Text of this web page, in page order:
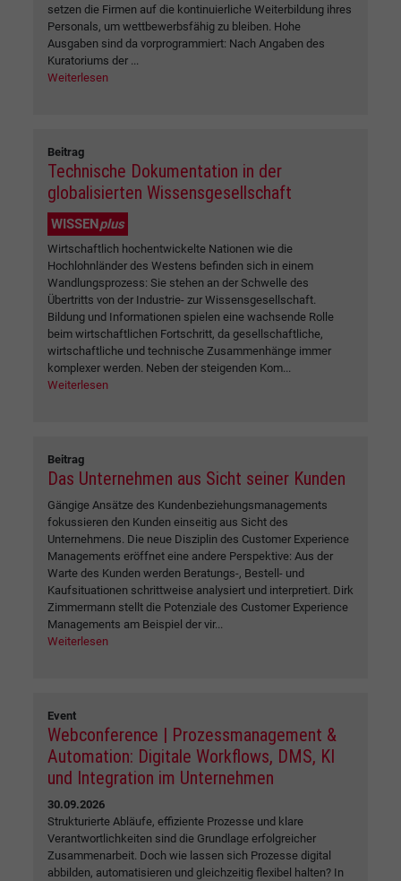
setzen die Firmen auf die kontinuierliche Weiterbildung ihres
Personals, um wettbewerbsfähig zu bleiben. Hohe
Ausgaben sind da vorprogrammiert: Nach Angaben des
Kuratoriums der ...
Weiterlesen
Beitrag
Technische Dokumentation in der
globalisierten Wissensgesellschaft
WISSENplus
Wirtschaftlich hochentwickelte Nationen wie die
Hochlohnländer des Westens befinden sich in einem
Wandlungsprozess: Sie stehen an der Schwelle des
Übertritts von der Industrie- zur Wissensgesellschaft.
Bildung und Informationen spielen eine wachsende Rolle
beim wirtschaftlichen Fortschritt, da gesellschaftliche,
wirtschaftliche und technische Zusammenhänge immer
komplexer werden. Neben der steigenden Kom...
Weiterlesen
Beitrag
Das Unternehmen aus Sicht seiner Kunden
Gängige Ansätze des Kundenbeziehungsmanagements
fokussieren den Kunden einseitig aus Sicht des
Unternehmens. Die neue Disziplin des Customer Experience
Managements eröffnet eine andere Perspektive: Aus der
Warte des Kunden werden Beratungs-, Bestell- und
Kaufsituationen schrittweise analysiert und interpretiert. Dirk
Zimmermann stellt die Potenziale des Customer Experience
Managements am Beispiel der vir...
Weiterlesen
Event
Webconference | Prozessmanagement &
Automation: Digitale Workflows, DMS, KI
und Integration im Unternehmen
30.09.2026
Strukturierte Abläufe, effiziente Prozesse und klare
Verantwortlichkeiten sind die Grundlage erfolgreicher
Zusammenarbeit. Doch wie lassen sich Prozesse digital
abbilden, automatisieren und gleichzeitig flexibel halten? In